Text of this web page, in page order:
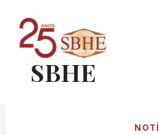
para
ConteúdoSBHE